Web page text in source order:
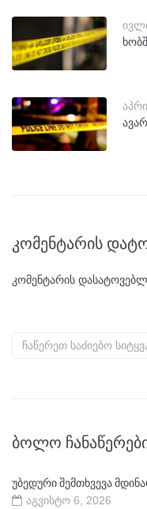
კომენტარის
კომენტარის
ᲑᲝᲚᲝ
უბედური შემთხვევა
აგვისტო 6, 2026